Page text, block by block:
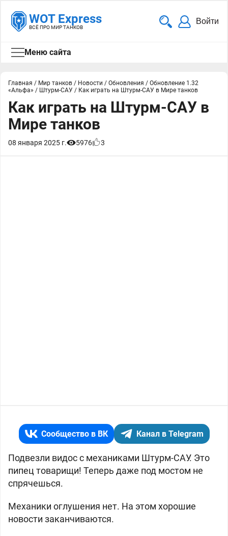
WOT Express
ВСЁ ПРО МИР ТАНКОВ
Войти
Меню сайта
Главная / Мир танков / Новости / Обновления / Обновление 1.32
«Альфа» / Штурм-САУ / Как играть на Штурм-САУ в Мире танков
Как играть на Штурм-САУ в
Мире танков
08 января 2025 г. 5976 3
Сообщество в ВК Канал в Telegram
Подвезли видос с механиками Штурм-САУ. Это
пипец товарищи! Теперь даже под мостом не
спрячешься.
Механики оглушения нет. На этом хорошие
новости заканчиваются.